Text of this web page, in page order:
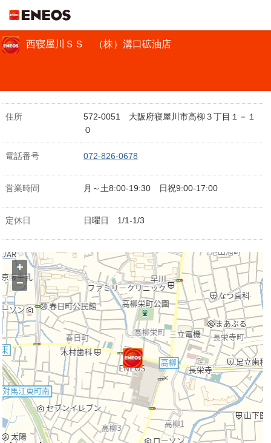
西寝屋川ＳＳ （株）溝口砿油店
住所
572-0051 大阪府寝屋川市高柳３丁目１－１
０
電話番号 072-826-0678
営業時間 月～土8:00-19:30 日祝9:00-17:00
定休日 日曜日 1/1-1/3
+
−